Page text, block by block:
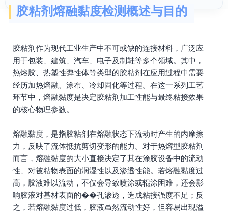
胶粘剂熔融黏度检测概述与目的
胶粘剂作为现代工业生产中不可或缺的连接材料，广泛应
用于包装、建筑、汽车、电子及制鞋等多个领域。其中，
热熔胶、热塑性弹性体等类型的胶粘剂在应用过程中需要
经历加热熔融、涂布、冷却固化等过程。在这一系列工艺
环节中，熔融黏度是决定胶粘剂加工性能与最终粘接效果
的核心物理参数。
熔融黏度，是指胶粘剂在熔融状态下流动时产生的内摩擦
力，反映了流体抵抗剪切变形的能力。对于热熔型胶粘剂
而言，熔融黏度的大小直接决定了其在涂胶设备中的流动
性、对被粘物表面的润湿性以及渗透性能。若熔融黏度过
高，胶液难以流动，不仅会导致喷涂或辊涂困难，还会影
响胶液对基材表面的��孔渗透，造成粘接强度不足；反
之，若熔融黏度过低，胶液虽然流动性好，但容易出现溢